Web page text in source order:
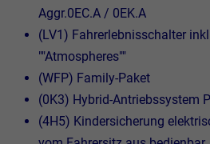
Aggr.0EC.A / 0EK.A
(LV1) Fahrerlebnisschalter
""Atmospheres""
(WFP) Family-Paket
(0K3) Hybrid-Antriebssystem
(4H5) Kindersicherung